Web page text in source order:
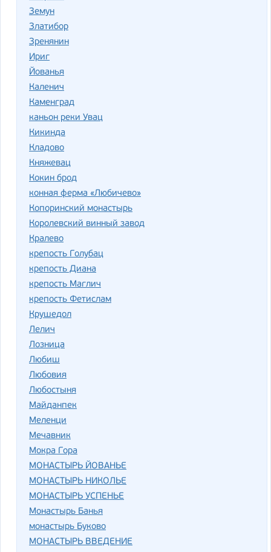
Земун
Златибор
Зренянин
Ириг
Йованья
Каленич
Каменград
каньон реки Увац
Кикинда
Кладово
Княжевац
Кокин брод
конная ферма «Любичево»
Копоринский монастырь
Королевский винный завод
Кралево
крепость Голубац
крепость Диана
крепость Маглич
крепость Фетислам
Крушедол
Лелич
Лозница
Любиш
Любовия
Любостыня
Майданпек
Меленци
Мечавник
Мокра Гора
МОНАСТЫРЬ ЙОВАНЬЕ
МОНАСТЫРЬ НИКОЛЬЕ
МОНАСТЫРЬ УСПЕНЬЕ
Монастырь Банья
монастырь Буково
МОНАСТЫРЬ ВВЕДЕНИЕ